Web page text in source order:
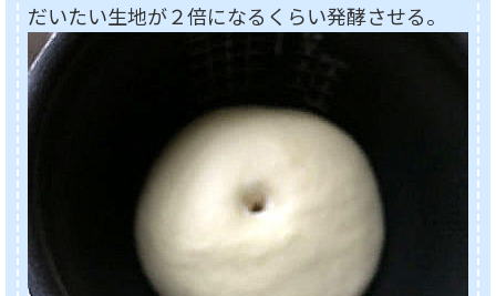
だいたい生地が２倍になるくらい発酵させる。